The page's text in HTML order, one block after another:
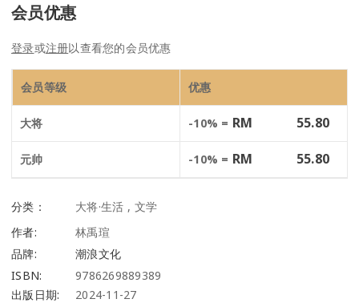
会员优惠
登录或注册以查看您的会员优惠
会员等级 优惠
大将 -10% = RM 55.80
元帅 -10% = RM 55.80
分类： 大将·生活 , 文学
作者:
林禹瑄
品牌:
潮浪文化
ISBN:
9786269889389
出版日期:
2024-11-27